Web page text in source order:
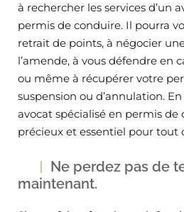
à rechercher les services d’un
permis de conduire. Il pourra
retrait de points, à négocier
l’amende, à vous défendre en
ou même à récupérer votre
suspension ou d’annulation.
avocat spécialisé en permis
précieux et essentiel pour tout
Ne perdez pas de
maintenant.